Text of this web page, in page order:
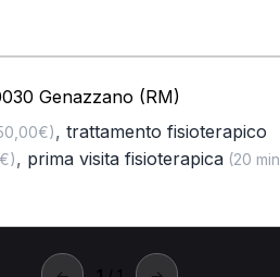
Genazzano (RM)
, trattamento fisioterapico
, prima visita fisioterapica(20 min